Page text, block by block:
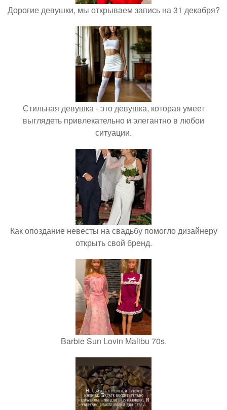
Дорогие девушки, мы открываем запись на 31 декабря?
Стильная девушка - это девушка, которая умеет
выглядеть привлекательно и элегантно в любои
ситуации.
Как опоздание невесты на свадьбу помогло дизайнеру
открыть свой бренд.
Barbie Sun Lovin Malibu 70s.